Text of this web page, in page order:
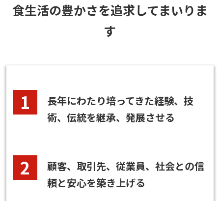
食生活の豊かさを追求してまいりま
す
長年にわたり培ってきた経験、技
術、伝統を継承、発展させる
顧客、取引先、従業員、社会との信
頼と安心を築き上げる